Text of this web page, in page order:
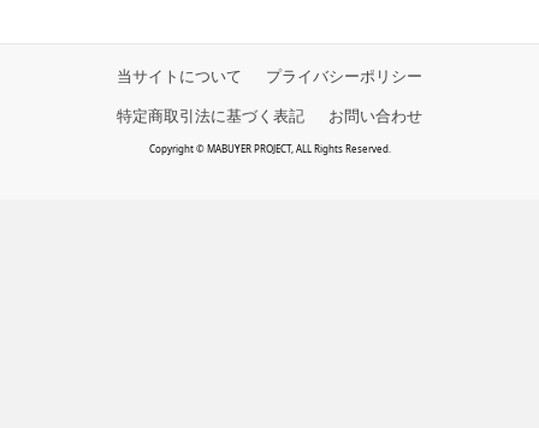
当サイトについて
プライバシーポリシー
特定商取引法に基づく表記
お問い合わせ
Copyright © MABUYER PROJECT, ALL Rights Reserved.